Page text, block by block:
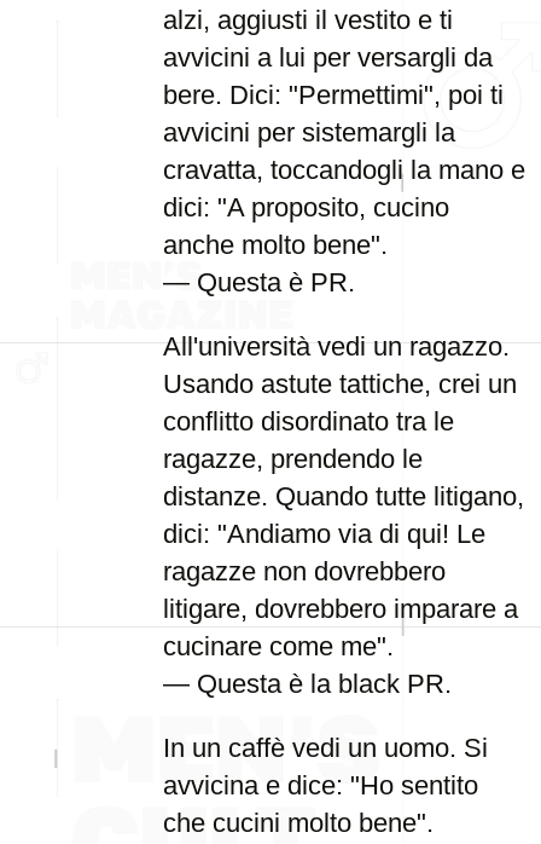
alzi, aggiusti il vestito e ti
avvicini a lui per versargli da
bere. Dici: "Permettimi", poi ti
avvicini per sistemargli la
cravatta, toccandogli la mano e
dici: "A proposito, cucino
anche molto bene".
— Questa è PR.
All'università vedi un ragazzo.
Usando astute tattiche, crei un
conflitto disordinato tra le
ragazze, prendendo le
distanze. Quando tutte litigano,
dici: "Andiamo via di qui! Le
ragazze non dovrebbero
litigare, dovrebbero imparare a
cucinare come me".
— Questa è la black PR.
In un caffè vedi un uomo. Si
avvicina e dice: "Ho sentito
che cucini molto bene".